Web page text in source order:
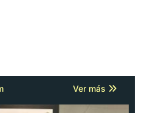
Ver más